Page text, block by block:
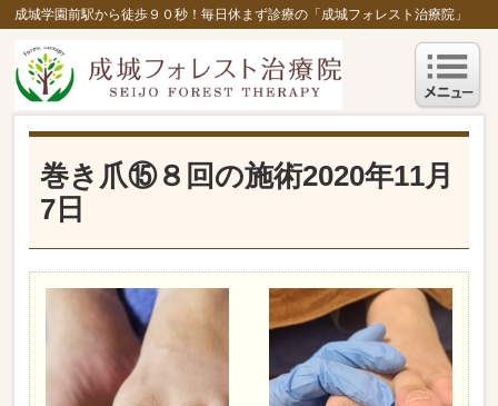
成城学園前駅から徒歩９０秒！毎日休まず診療の「成城フォレスト治療院」
巻き爪⑮８回の施術2020年11月
7日